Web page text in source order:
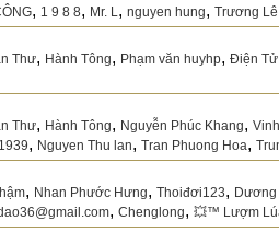
, 1 9 8 8, Mr. L, nguyen hung, Trương
Thư, Hành Tông, Phạm văn huyhp, Điện
Thư, Hành Tông, Nguyễn Phúc Khang,
, Nguyen Thu lan, Tran Phuong Hoa,
, Nhan Phước Hưng, Thoiđơi123,
, Chenglong, 💥™ Lượm